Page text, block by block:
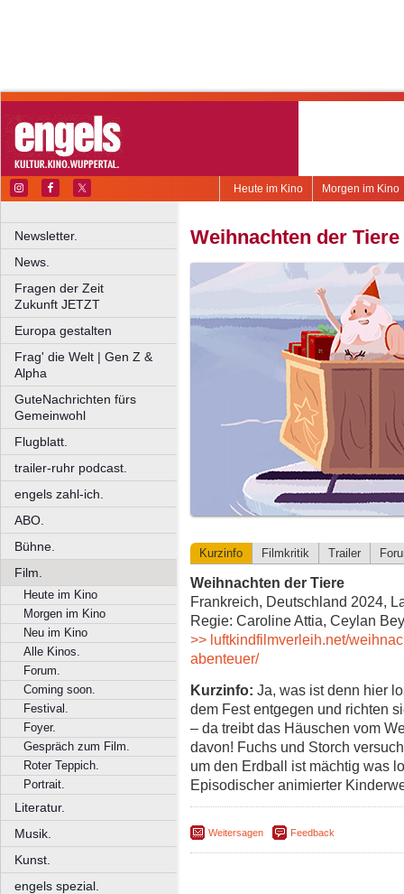
Morgen im Kino
Heute im Kino
Newsletter.
News.
Fragen der Zeit
Zukunft JETZT
Europa gestalten
Frag' die Welt | Gen Z &
Alpha
GuteNachrichten fürs
Gemeinwohl
Flugblatt.
trailer-ruhr podcast.
engels zahl-ich.
ABO.
Bühne.
Film.
Heute im Kino
Morgen im Kino
Neu im Kino
Alle Kinos.
Forum.
Coming soon.
Festival.
Foyer.
Gespräch zum Film.
Roter Teppich.
Portrait.
Literatur.
Musik.
Kunst.
engels spezial.
Weihnachten der Tiere
Kurzinfo Filmkritik Trailer
Weihnachten der Tiere
Frankreich, Deutschland 2024,
Regie: Caroline Attia, Ceylan
>> luftkindfilmverleih.net/
abenteuer/
Kurzinfo: Ja, was ist denn hier
dem Fest entgegen und richten
– da treibt das Häuschen vom
davon! Fuchs und Storch
um den Erdball ist mächtig was
Episodischer animierter
Weitersagen Feedback